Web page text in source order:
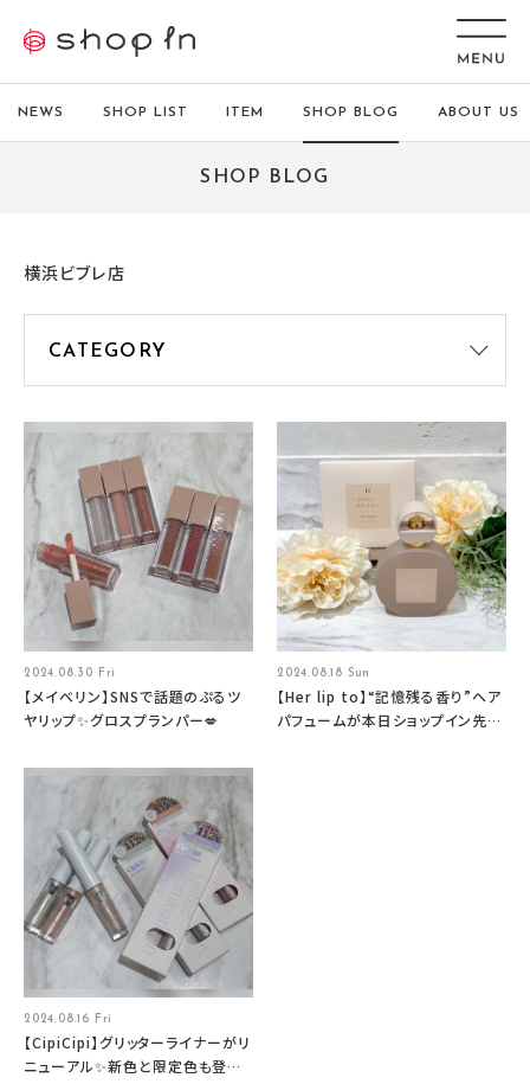
NEWS SHOP LIST ITEM SHOP BLOG ABOUT US
SHOP BLOG
横浜ビブレ店
2024.08.30 Fri
【メイベリン】SNSで話題のぷるツ
ヤリップ✨グロスプランパー💋
2024.08.18 Sun
【Her lip to】“記憶残る香り”ヘア
パフュームが本日ショップイン先行
2024.08.16 Fri
【CipiCipi】グリッターライナーがリ
ニューアル✨新色と限定色も登場